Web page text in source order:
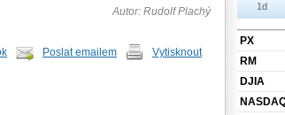
Autor: Rudolf Plachý
Poslat emailem Vytisknout
1d
PX
RM
DJIA